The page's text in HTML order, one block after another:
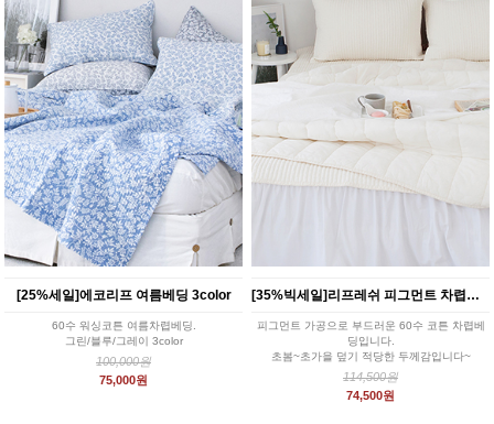
[25%세일]에코리프 여름베딩 3color
60수 워싱코튼 여름차렵베딩.
그린/블루/그레이 3color
100,000원
75,000원
[35%빅세일]리프레쉬 피그먼트 차렵베딩 아이보리
피그먼트 가공으로 부드러운 60수 코튼 차렵베
딩입니다.
초봄~초가을 덮기 적당한 두께감입니다~
114,500원
74,500원